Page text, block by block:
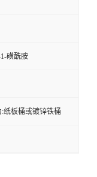
磺酰胺
纸板桶或镀锌铁桶